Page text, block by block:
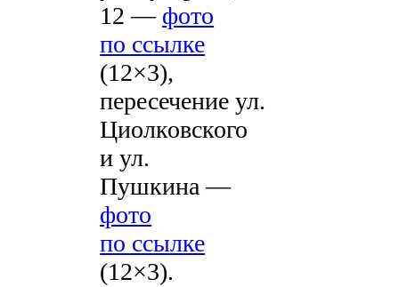
12 — фото
по ссылке
(12×3),
пересечение ул.
Циолковского
и ул.
Пушкина —
фото
по ссылке
(12×3).